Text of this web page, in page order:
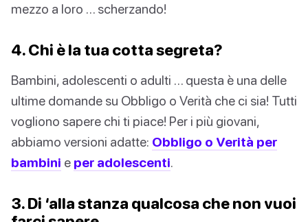
mezzo a loro … scherzando!
4. Chi è la tua cotta segreta?
Bambini, adolescenti o adulti … questa è una delle
ultime domande su Obbligo o Verità che ci sia! Tutti
vogliono sapere chi ti piace! Per i più giovani,
abbiamo versioni adatte: Obbligo o Verità per
bambini e per adolescenti.
3. Di ‘alla stanza qualcosa che non vuoi